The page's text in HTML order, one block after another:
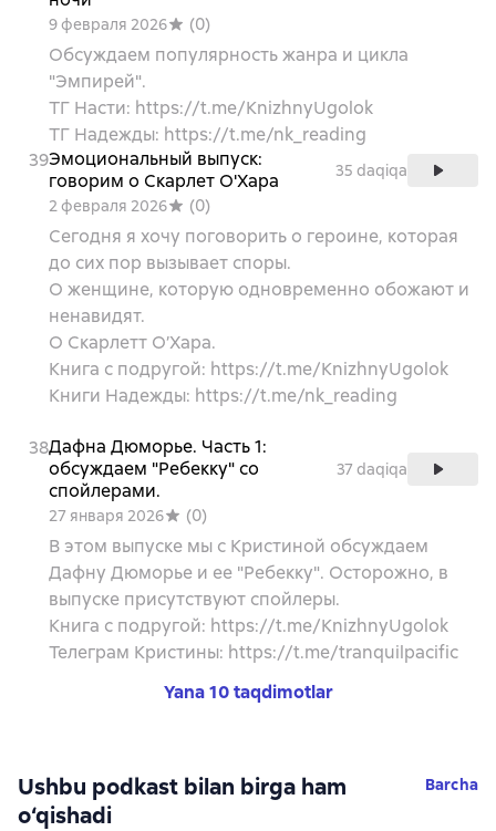
9 февраля 2026 (0)
Обсуждаем популярность жанра и цикла
"Эмпирей".
ТГ Насти: https://t.me/KnizhnyUgolok
ТГ Надежды: https://t.me/nk_reading
39Эмоциональный выпуск:
говорим о Скарлет О'Хара
35 daqiqa
2 февраля 2026
(0)
Сегодня я хочу поговорить о героине, которая
до сих пор вызывает споры.
О женщине, которую одновременно обожают и
ненавидят.
О Скарлетт О’Хара.
Книга с подругой: https://t.me/KnizhnyUgolok
Книги Надежды: https://t.me/nk_reading
38Дафна Дюморье. Часть 1:
обсуждаем "Ребекку" со
спойлерами.
37 daqiqa
27 января 2026 (0)
В этом выпуске мы с Кристиной обсуждаем
Дафну Дюморье и ее "Ребекку". Осторожно, в
выпуске присутствуют спойлеры.
Книга с подругой: https://t.me/KnizhnyUgolok
Телеграм Кристины: https://t.me/tranquilpacific
Yana 10 taqdimotlar
Ushbu podkast bilan birga ham
o‘qishadi
Barcha